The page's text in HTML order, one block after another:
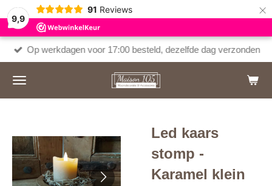
9,9
91 Reviews ×
Op werkdagen voor 17:00 besteld, dezelfde dag verzonden
Led kaars
stomp -
Karamel klein